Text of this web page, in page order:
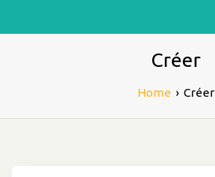
Créer
Home › Créer